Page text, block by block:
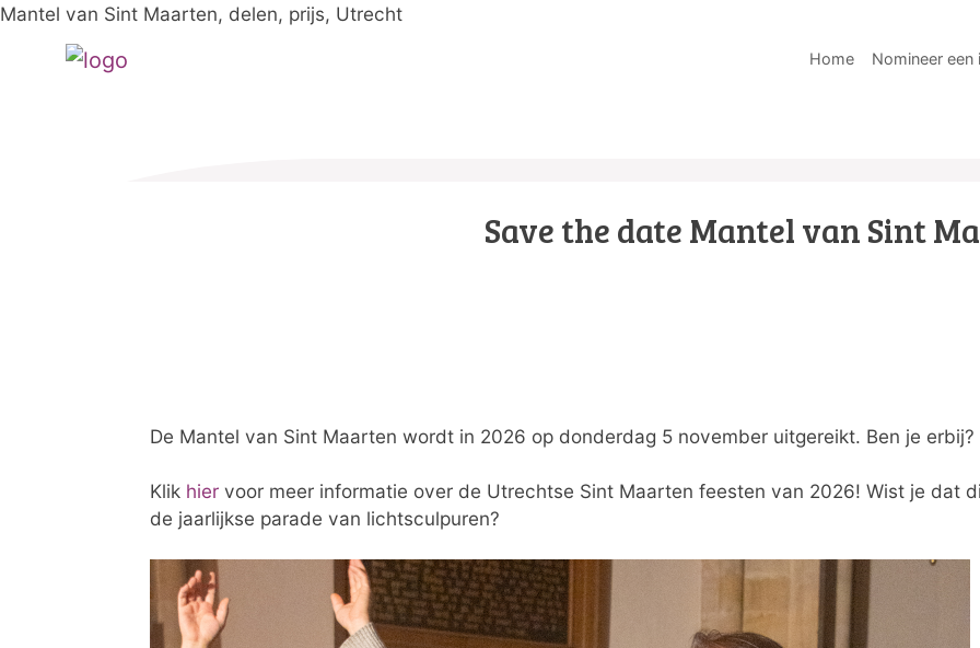
Mantel van Sint Maarten, delen, prijs, Utrecht
Home Nomineer
Save the date Mantel van Sint
De Mantel van Sint Maarten wordt in 2026 op donderdag 5 november uitgereikt. Ben je
Klik hier voor meer informatie over de Utrechtse Sint Maarten feesten van 2026! Wist je dat
de jaarlijkse parade van lichtsculpuren?